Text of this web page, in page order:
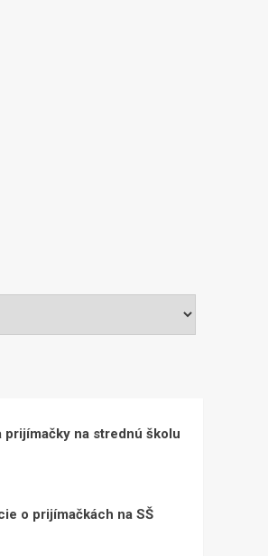
na strednú školu
o prijímačkách na SŠ